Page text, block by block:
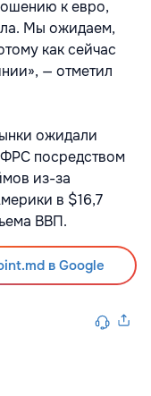
к евро,
Мы ожидаем,
как сейчас
— отметил
ожидали
посредством
из-за
в $16,7
ВВП.
в Google